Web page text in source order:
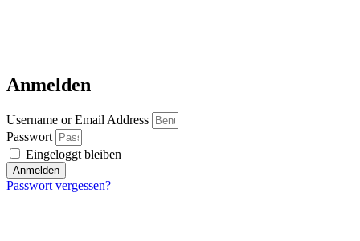
Anmelden
Username or Email Address
Passwort
Eingeloggt bleiben
Anmelden
Passwort vergessen?